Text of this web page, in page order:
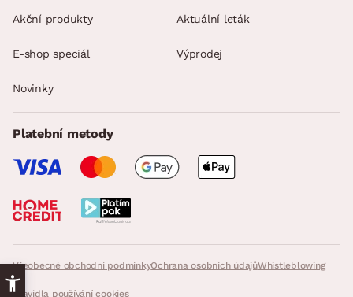
Všeobecné obchodní podmínkyOchrana osobních údajůWhistleblowing
Pravidla používání cookies
Akční produkty Aktuální leták
E-shop speciál Výprodej
Novinky
Platební metody